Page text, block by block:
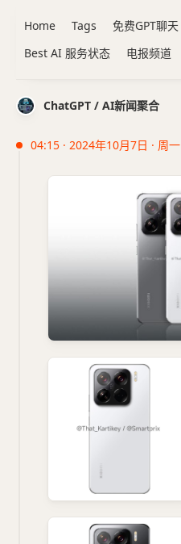
ChatGPT / AI新闻聚合
04:15 · 2024年10月7日 · 周一
Home Tags 免费GPT聊天
Best AI 服务状态
电报频道